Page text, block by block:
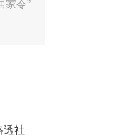
家令”
透社